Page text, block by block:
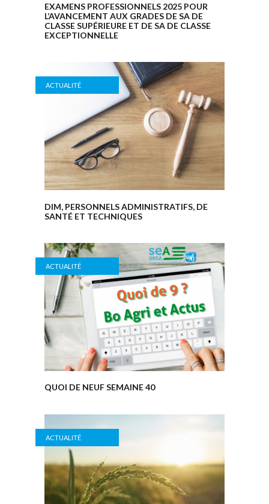
EXAMENS PROFESSIONNELS 2025 POUR
L’AVANCEMENT AUX GRADES DE SA DE
CLASSE SUPÉRIEURE ET DE SA DE CLASSE
EXCEPTIONNELLE
ACTUALITÉ
DIM, PERSONNELS ADMINISTRATIFS, DE
SANTÉ ET TECHNIQUES
ACTUALITÉ
QUOI DE NEUF SEMAINE 40
ACTUALITÉ